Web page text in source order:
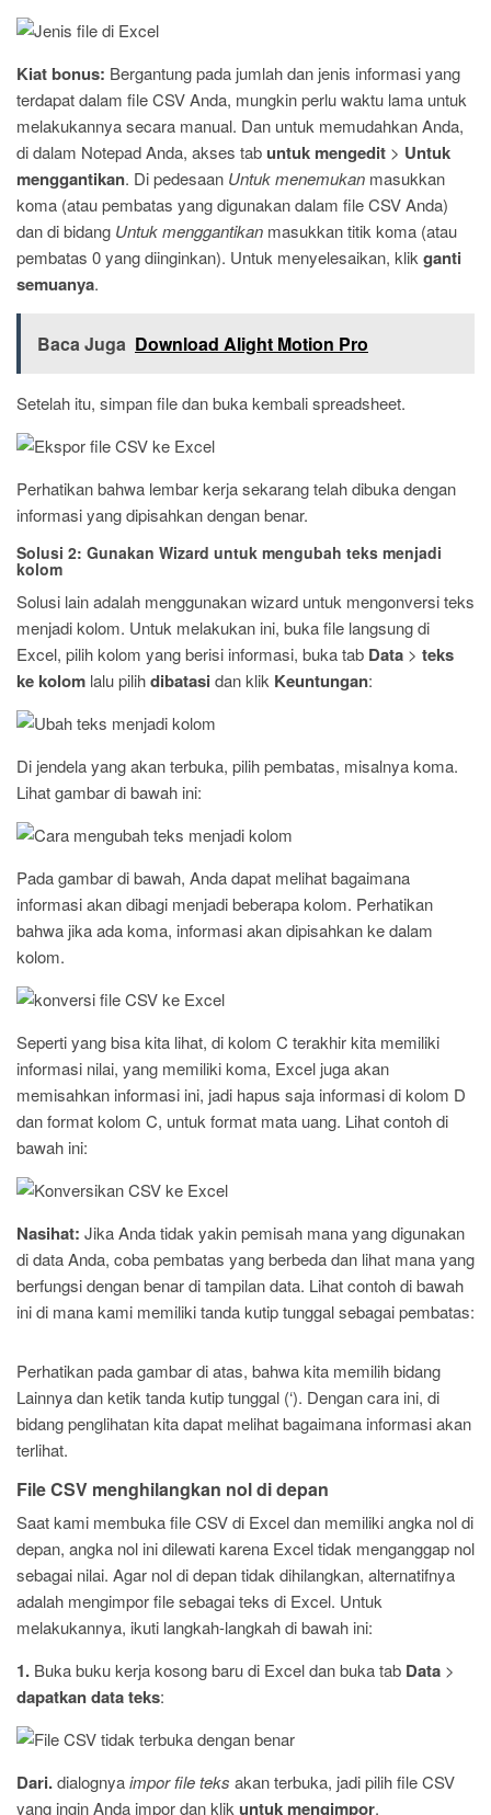
Kiat bonus: Bergantung pada jumlah dan jenis informasi yang
terdapat dalam file CSV Anda, mungkin perlu waktu lama untuk
melakukannya secara manual. Dan untuk memudahkan Anda,
di dalam Notepad Anda, akses tabuntuk mengedit > Untuk
menggantikan. Di pedesaan Untuk menemukan masukkan
koma (atau pembatas yang digunakan dalam file CSV Anda)
dan di bidang Untuk menggantikan masukkan titik koma (atau
pembatas 0 yang diinginkan). Untuk menyelesaikan, klik ganti
semuanya.
Baca Juga Download Alight Motion Pro
Setelah itu, simpan file dan buka kembali spreadsheet.
Perhatikan bahwa lembar kerja sekarang telah dibuka dengan
informasi yang dipisahkan dengan benar.
Solusi 2: Gunakan Wizard untuk mengubah teks menjadi
kolom
Solusi lain adalah menggunakan wizard untuk mengonversi teks
menjadi kolom. Untuk melakukan ini, buka file langsung di
Excel, pilih kolom yang berisi informasi, buka tab Data > teks
ke kolom lalu pilihdibatasi dan klik Keuntungan:
Di jendela yang akan terbuka, pilih pembatas, misalnya koma.
Lihat gambar di bawah ini:
Pada gambar di bawah, Anda dapat melihat bagaimana
informasi akan dibagi menjadi beberapa kolom. Perhatikan
bahwa jika ada koma, informasi akan dipisahkan ke dalam
kolom.
Seperti yang bisa kita lihat, di kolom C terakhir kita memiliki
informasi nilai, yang memiliki koma, Excel juga akan
memisahkan informasi ini, jadi hapus saja informasi di kolom D
dan format kolom C, untuk format mata uang. Lihat contoh di
bawah ini:
Nasihat: Jika Anda tidak yakin pemisah mana yang digunakan
di data Anda, coba pembatas yang berbeda dan lihat mana yang
berfungsi dengan benar di tampilan data. Lihat contoh di bawah
ini di mana kami memiliki tanda kutip tunggal sebagai pembatas:
Perhatikan pada gambar di atas, bahwa kita memilih bidang
Lainnya dan ketik tanda kutip tunggal (‘). Dengan cara ini, di
bidang penglihatan kita dapat melihat bagaimana informasi akan
terlihat.
File CSV menghilangkan nol di depan
Saat kami membuka file CSV di Excel dan memiliki angka nol di
depan, angka nol ini dilewati karena Excel tidak menganggap nol
sebagai nilai. Agar nol di depan tidak dihilangkan, alternatifnya
adalah mengimpor file sebagai teks di Excel. Untuk
melakukannya, ikuti langkah-langkah di bawah ini:
1. Buka buku kerja kosong baru di Excel dan buka tab Data >
dapatkan data teks:
Dari.dialognyaimpor file teks akan terbuka, jadi pilih file CSV
yang ingin Anda impor dan klik untuk mengimpor.